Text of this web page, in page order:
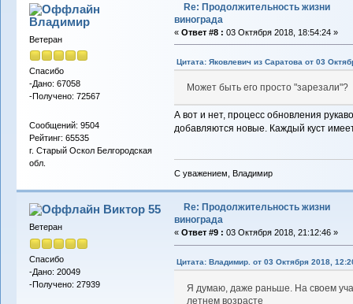
Владимиp
Ветеран
Спасибо
-Дано: 67058
-Получено: 72567
Сообщений: 9504
Рейтинг: 65535
г. Старый Оскол Белгородская
обл.
Re: Продолжительность жизни
винограда
« Ответ #8 : 03 Октября 2018, 18:54:24 »
Цитата: Яковлевич из Саратова от 03
Может быть его просто "зарезали"?
А вот и нет, процесс обновления
добавляются новые. Каждый куст
С уважением, Владимир
Виктор 55
Ветеран
Спасибо
-Дано: 20049
-Получено: 27939
Re: Продолжительность жизни
винограда
« Ответ #9 : 03 Октября 2018, 21:12:46 »
Цитата: Владимир. от 03 Октября 2018,
Я думаю, даже раньше. На своем
летнем возрасте